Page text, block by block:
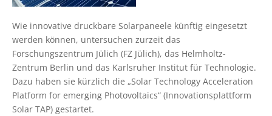
Wie innovative druckbare Solarpaneele künftig eingesetzt
werden können, untersuchen zurzeit das
Forschungszentrum Jülich (FZ Jülich), das Helmholtz-
Zentrum Berlin und das Karlsruher Institut für Technologie.
Dazu haben sie kürzlich die „Solar Technology Acceleration
Platform for emerging Photovoltaics“ (Innovationsplattform
Solar TAP) gestartet.